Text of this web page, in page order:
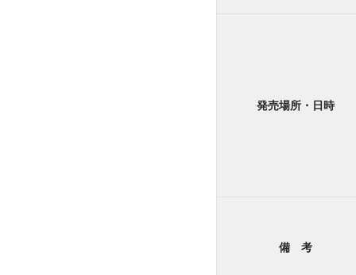
発売場所・日時
備 考